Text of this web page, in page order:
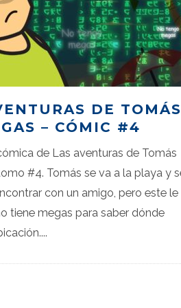
DE TOMÁS
– CÓMIC #4
de Las aventuras de Tomás
#4. Tomás se va a la playa y
con un amigo, pero este le
tiene megas para saber dónde
...